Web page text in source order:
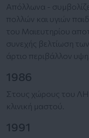
Απόλλωνα -
πολλών και υγιών
του Μαιευτηρίου
συνεχής βελτίωση
άρτιο περιβάλλον
1986
Στους χώρους του
κλινική μαστού.
1991